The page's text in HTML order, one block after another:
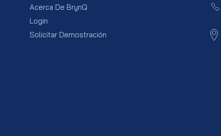
Acerca De BrynQ
Login
Solicitar Demostración